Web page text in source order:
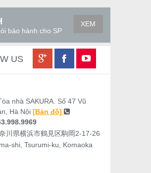
bảo hành cho SP
XEM
US
nhà SAKURA. Số 47 Vũ
Hà Nội [Bản đồ]
川県横浜市鶴見区駒岡2-17-26
shi, Tsurumi-ku, Komaoka